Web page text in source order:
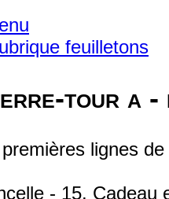
feuilletons
tour a -
lignes
- 15. Cadeau